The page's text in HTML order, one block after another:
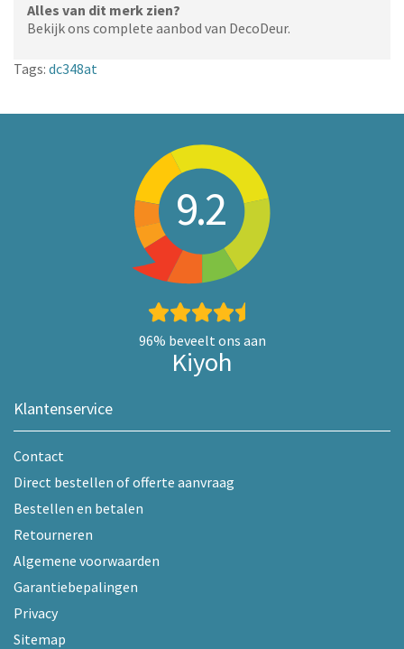
Alles van dit merk zien?
Bekijk ons complete aanbod van DecoDeur.
Tags: dc348at
9.2
96% beveelt ons aan
Kiyoh
Klantenservice
Contact
Direct bestellen of offerte aanvraag
Bestellen en betalen
Retourneren
Algemene voorwaarden
Garantiebepalingen
Privacy
Sitemap